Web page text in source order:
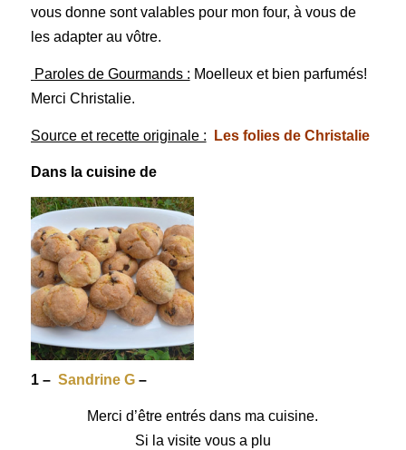
vous donne sont valables pour mon four, à vous de
les adapter au vôtre.
Paroles de Gourmands : Moelleux et bien parfumés!
Merci Christalie.
Source et recette originale : Les folies de Christalie
Dans la cuisine de
1 – Sandrine G–
Merci d’être entrés dans ma cuisine.
Si la visite vous a plu